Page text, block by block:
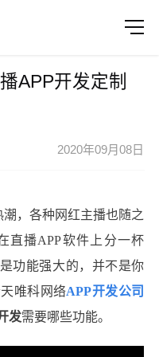
APP开发定制
2020年09月08日
，各种网红主播也随之
直播APP软件上分一杯
功能强大的，并不是你
唯科网络APP开发公司
发需要哪些功能。